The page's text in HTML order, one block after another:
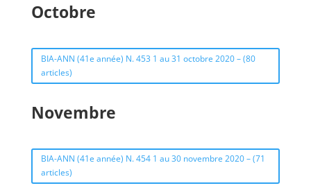
Octobre
BIA-ANN (41e année) N. 453 1 au 31 octobre 2020 – (80
articles)
Novembre
BIA-ANN (41e année) N. 454 1 au 30 novembre 2020 – (71
articles)